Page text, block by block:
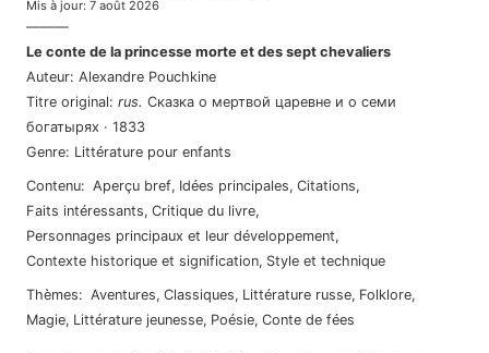
Mis à jour: 7 août 2026
———
Le conte de la princesse morte et des sept chevaliers
Auteur: Alexandre Pouchkine
Titre original: rus. Сказка о мертвой царевне и о семи
богатырях · 1833
Genre: Littérature pour enfants
Contenu: Aperçu bref, Idées principales, Citations,
Faits intéressants, Critique du livre,
Personnages principaux et leur développement,
Contexte historique et signification, Style et technique
Thèmes: aventures, classiques, littérature russe, folklore,
magie, littérature jeunesse, poésie, conte de fées